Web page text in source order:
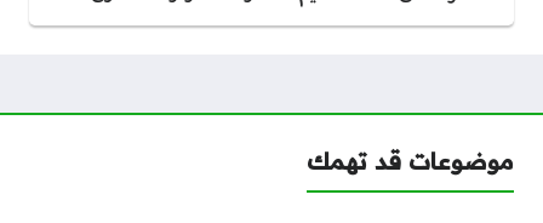
موضوعات قد تهمك